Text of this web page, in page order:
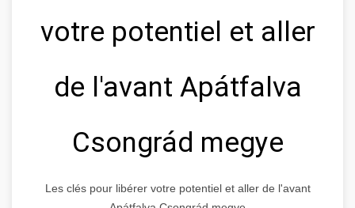
votre potentiel et aller
de l'avant Apátfalva
Csongrád megye
Les clés pour libérer votre potentiel et aller de l'avant